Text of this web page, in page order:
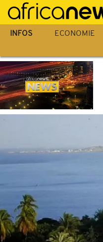
Passer
au
contenu
INFOS ECONOMIE